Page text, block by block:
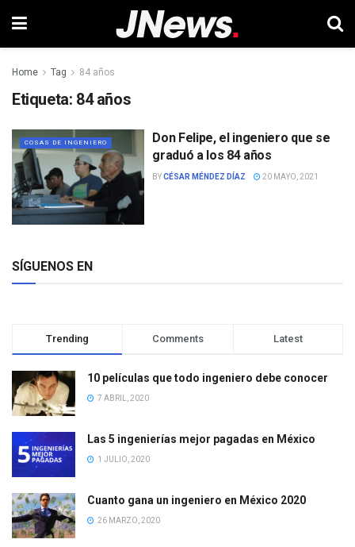
Home Tag 84 años
Etiqueta: 84 años
COSAS DE INGENIERO
Don Felipe, el ingeniero que se
graduó a los 84 años
BYCÉSAR MÉNDEZ DÍAZ 20 MAYO, 2021
SÍGUENOS EN
Trending Comments Latest
10 películas que todo ingeniero debe conocer
7 ABRIL, 2020
Las 5 ingenierías mejor pagadas en México
1 JULIO, 2020
Cuanto gana un ingeniero en México 2020
26 MARZO, 2020